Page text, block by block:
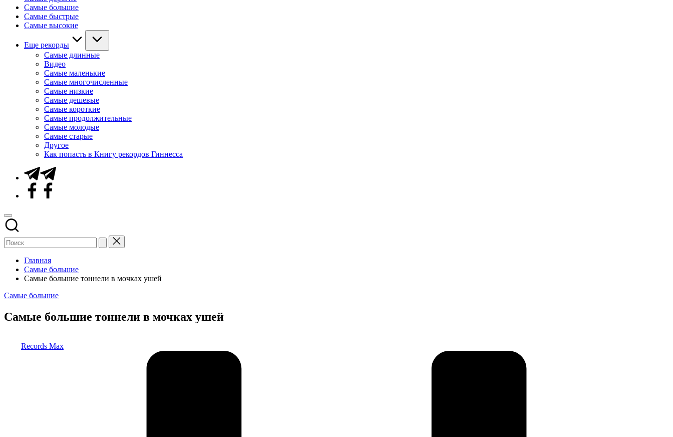
Самые большие
Самые быстрые
Самые высокие
Еще рекорды
Самые длинные
Видео
Самые маленькие
Самые многочисленные
Самые низкие
Самые дешевые
Самые короткие
Самые продолжительные
Самые молодые
Самые старые
Другое
Как попасть в Книгу рекордов Гиннесса
Telegram
Facebook
Главная
Самые большие
Самые большие тоннели в мочках ушей
Опубликовано
Самые большие
Самые большие тоннели в мочках ушей
Records Max